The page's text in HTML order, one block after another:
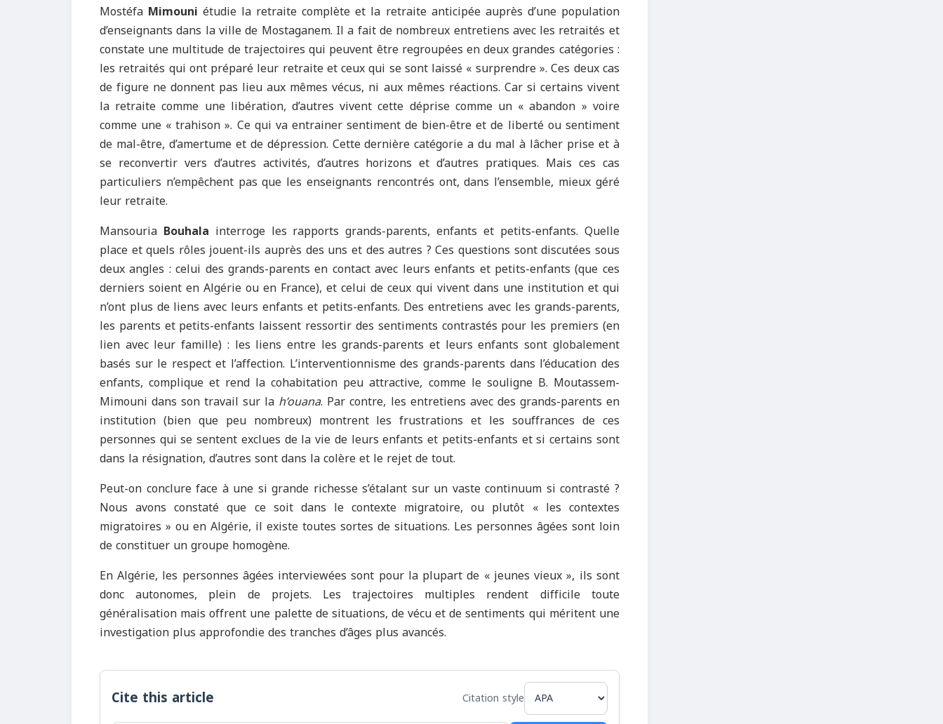
Mostéfa Mimouni étudie la retraite complète et la retraite anticipée auprès d’une population
d’enseignants dans la ville de Mostaganem. Il a fait de nombreux entretiens avec les retraités et
constate une multitude de trajectoires qui peuvent être regroupées en deux grandes catégories :
les retraités qui ont préparé leur retraite et ceux qui se sont laissé « surprendre ». Ces deux cas
de figure ne donnent pas lieu aux mêmes vécus, ni aux mêmes réactions. Car si certains vivent
la retraite comme une libération, d’autres vivent cette déprise comme un « abandon » voire
comme une « trahison ». Ce qui va entrainer sentiment de bien-être et de liberté ou sentiment
de mal-être, d’amertume et de dépression. Cette dernière catégorie a du mal à lâcher prise et à
se reconvertir vers d’autres activités, d’autres horizons et d’autres pratiques. Mais ces cas
particuliers n’empêchent pas que les enseignants rencontrés ont, dans l’ensemble, mieux géré
leur retraite.
Mansouria Bouhala interroge les rapports grands-parents, enfants et petits-enfants. Quelle
place et quels rôles jouent-ils auprès des uns et des autres ? Ces questions sont discutées sous
deux angles : celui des grands-parents en contact avec leurs enfants et petits-enfants (que ces
derniers soient en Algérie ou en France), et celui de ceux qui vivent dans une institution et qui
n’ont plus de liens avec leurs enfants et petits-enfants. Des entretiens avec les grands-parents,
les parents et petits-enfants laissent ressortir des sentiments contrastés pour les premiers (en
lien avec leur famille) : les liens entre les grands-parents et leurs enfants sont globalement
basés sur le respect et l’affection. L’interventionnisme des grands-parents dans l’éducation des
enfants, complique et rend la cohabitation peu attractive, comme le souligne B. Moutassem-
Mimouni dans son travail sur la h’ouana. Par contre, les entretiens avec des grands-parents en
institution (bien que peu nombreux) montrent les frustrations et les souffrances de ces
personnes qui se sentent exclues de la vie de leurs enfants et petits-enfants et si certains sont
dans la résignation, d’autres sont dans la colère et le rejet de tout.
Peut-on conclure face à une si grande richesse s’étalant sur un vaste continuum si contrasté ?
Nous avons constaté que ce soit dans le contexte migratoire, ou plutôt « les contextes
migratoires » ou en Algérie, il existe toutes sortes de situations. Les personnes âgées sont loin
de constituer un groupe homogène.
En Algérie, les personnes âgées interviewées sont pour la plupart de « jeunes vieux », ils sont
donc autonomes, plein de projets. Les trajectoires multiples rendent difficile toute
généralisation mais offrent une palette de situations, de vécu et de sentiments qui méritent une
investigation plus approfondie des tranches d’âges plus avancés.
Cite this article Citation style